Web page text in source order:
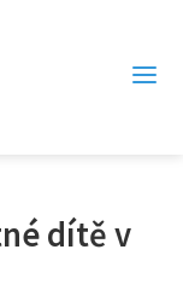
dítě v